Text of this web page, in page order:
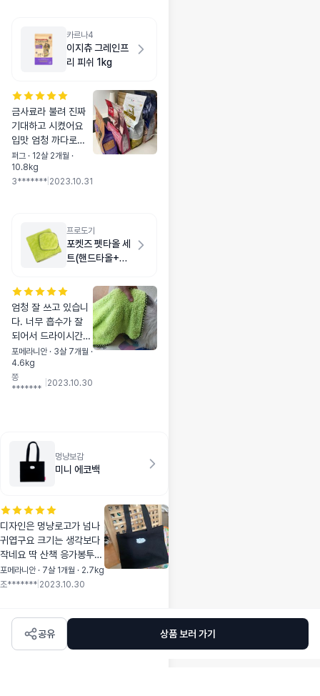
카르나4
이지츄 그레인프
리 피쉬 1kg
금사료라 불려 진짜
기대하고 시켰어요
입맛 엄청 까다로워
서 일단 작은거 하나
품절 풀렸길래 주문
넣었더니 큰게 나와
넣자! 했는데 배송 받
고 급여했더니 어..엄
청 잘먹드랩조 그래
요 ㅠㅠ 아쉬워요~~
담엔 다 큰걸로 엄청
쟁여야겠어요
퍼그 · 12살 2개월 ·
10.8kg
3******* 2023.10.31
프로도기
포켓즈 펫타올 세
트(핸드타올+목
엄청 잘 쓰고 있습니
다. 너무 흡수가 잘
되어서 드라이시간이
확 줄었어요.^^ 그리
고 작은 수건도 산책
후 발 씻고 닦으면 드
포메라니안 · 3살 7개월 ·
4.6kg
쫑
*******
2023.10.30
멍냥보감
미니 에코백
디자인은 멍냥로고가 넘나
귀엽구요 크기는 생각보다
작네요 딱 산책 응가봉투랑
간식 핸드폰 지갑넣기 딱
좋아요 숄더끈을 좀만 더
포메라니안 · 7살 1개월 · 2.7kg
조******* 2023.10.30
공유 상품 보러 가기